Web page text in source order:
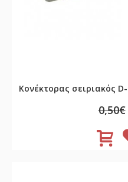
Κονέκτορας σειριακός
0,50€